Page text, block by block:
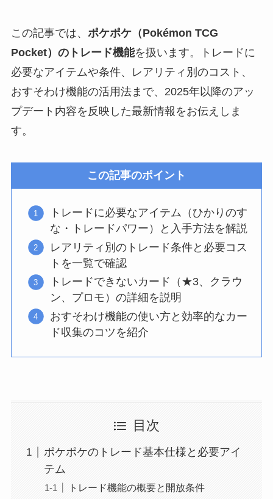
この記事では、 ポケポケ（Pokémon TCG
Pocket）のトレード機能を扱います。トレードに
必要なアイテムや条件、レアリティ別のコスト、
おすそわけ機能の活用法まで、2025年以降のアッ
プデート内容を反映した最新情報をお伝えしま
す。
この記事のポイント
トレードに必要なアイテム（ひかりのす
な・トレードパワー）と入手方法を解説
レアリティ別のトレード条件と必要コス
トを一覧で確認
トレードできないカード（★3、クラウ
ン、プロモ）の詳細を説明
おすそわけ機能の使い方と効率的なカー
ド収集のコツを紹介
目次
ポケポケのトレード基本仕様と必要アイ
テム
トレード機能の概要と開放条件